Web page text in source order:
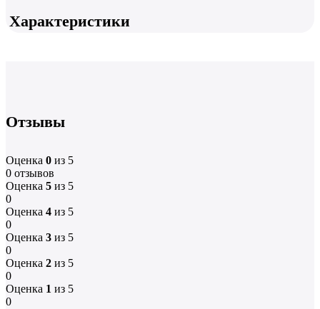
Характеристики
Отзывы
Оценка 0 из 5
0 отзывов
Оценка 5 из 5
0
Оценка 4 из 5
0
Оценка 3 из 5
0
Оценка 2 из 5
0
Оценка 1 из 5
0